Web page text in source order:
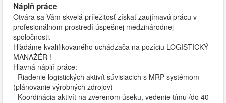
Náplň práce
Otvára sa Vám skvelá príležitosť získať zaujímavú prácu v
profesionálnom prostredí úspešnej medzinárodnej
spoločnosti.
Hľadáme kvalifikovaného uchádzača na pozíciu LOGISTICKÝ
MANAŽÉR !
Hlavná náplň práce:
- Riadenie logistických aktivít súvisiacich s MRP systémom
(plánovanie výrobných zdrojov)
- Koordinácia aktivít na zverenom úseku, vedenie tímu /do 40